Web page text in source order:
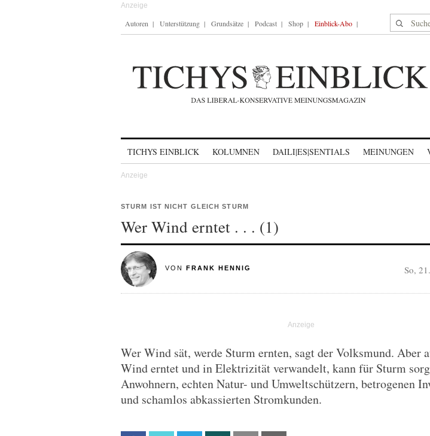
Autoren Unterstützung Grundsätze Podcast Shop Einblick-Abo Suche
TICHYS EINBLICK KOLUMNEN DAILI|ES|SENTIALS MEINUNGEN
STURM IST NICHT GLEICH STURM
Wer Wind erntet . . . (1)
VON FRANK HENNIG So,
Wer Wind sät, werde Sturm ernten, sagt der Volksmund. Aber
Wind erntet und in Elektrizität verwandelt, kann für Sturm
Anwohnern, echten Natur- und Umweltschützern, betrogenen
und schamlos abkassierten Stromkunden.